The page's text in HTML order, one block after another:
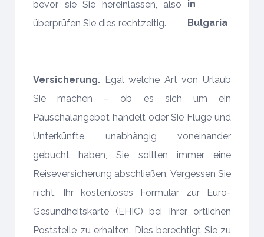
bevor sie Sie hereinlassen, also
überprüfen Sie dies rechtzeitig.
Versicherung. Egal welche Art von Urlaub
Sie machen – ob es sich um ein
Pauschalangebot handelt oder Sie Flüge und
Unterkünfte unabhängig voneinander
gebucht haben, Sie sollten immer eine
Reiseversicherung abschließen. Vergessen Sie
nicht, Ihr kostenloses Formular zur Euro-
Gesundheitskarte (EHIC) bei Ihrer örtlichen
Poststelle zu erhalten. Dies berechtigt Sie zu